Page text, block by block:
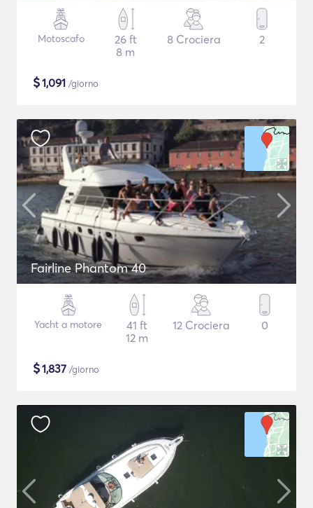
Motoscafo
26 ft
8 m
8 Crociera 2
$1,091 /giorno
Fairline Phantom 40
Yacht a motore
41 ft
12 m
12 Crociera 0
$1,837 /giorno